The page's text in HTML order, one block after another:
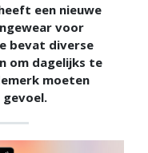
een nieuwe
voor
bevat diverse
om dagelijks te
moeten